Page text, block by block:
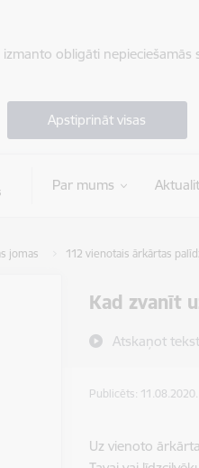
obligāti
Apstiprināt visas
Par mums
jomas 112 vienotais ārkārtas
Kad zvanīt
Atskaņot
Publicēts: 11.08.2020.
Uz vienoto